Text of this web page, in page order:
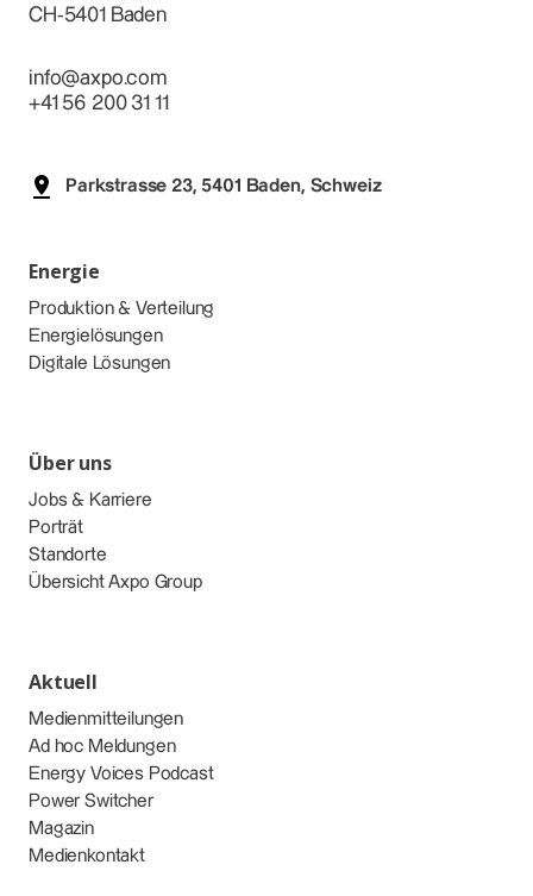
CH-5401 Baden
info@axpo.com
+41 56 200 31 11
Parkstrasse 23, 5401 Baden, Schweiz
Energie
Produktion & Verteilung
Energielösungen
Digitale Lösungen
Über uns
Jobs & Karriere
Porträt
Standorte
Übersicht Axpo Group
Aktuell
Medienmitteilungen
Ad hoc Meldungen
Energy Voices Podcast
Power Switcher
Magazin
Medienkontakt